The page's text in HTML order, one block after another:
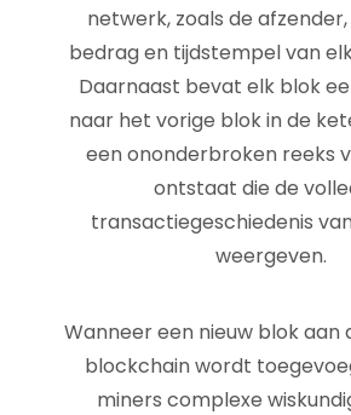
netwerk, zoals de
bedrag en tijdstempel van
Daarnaast bevat elk blok
naar het vorige blok in de
een ononderbroken reeks
ontstaat die de
transactiegeschiedenis
weergeven.
Wanneer een nieuw blok aan
blockchain wordt
miners complexe